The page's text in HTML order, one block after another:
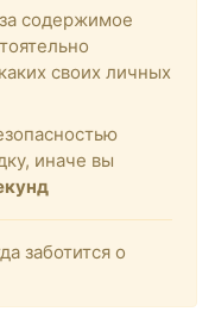
содержимое
своих личных
иначе вы
заботится о